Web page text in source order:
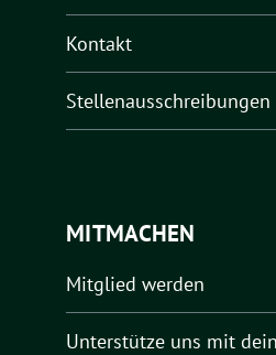
Kontakt
Stellenausschreibungen
MITMACHEN
Mitglied werden
Unterstütze uns mit